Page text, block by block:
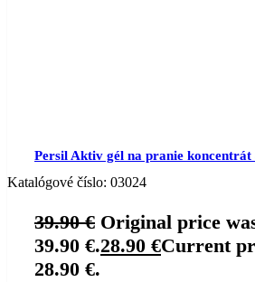
Persil Aktiv gél na pranie
Katalógové číslo: 03024
39.90€ Original price
39.90 €.28.90 €Current
28.90 €.